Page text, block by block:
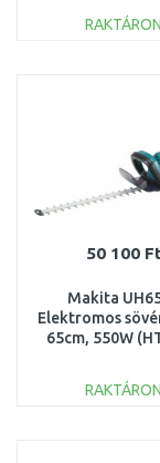
RAKTÁRON
50 100
Makita
Elektromos
65cm, 550W
RAKTÁRON